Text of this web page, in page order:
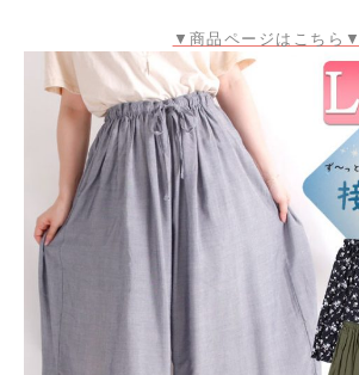
▼商品ページはこちら▼